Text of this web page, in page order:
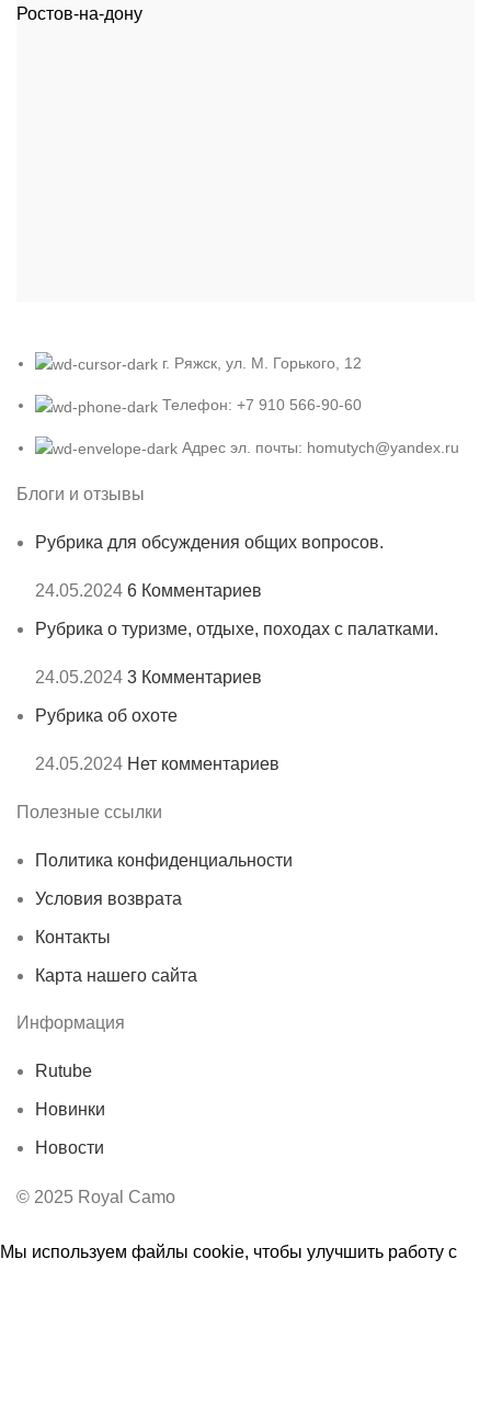
Ростов-на-дону
г. Ряжск, ул. М. Горького, 12
Телефон: +7 910 566-90-60
Адрес эл. почты: homutych@yandex.ru
Блоги и отзывы
Рубрика для обсуждения общих вопросов.
24.05.2024 6 Комментариев
Рубрика о туризме, отдыхе, походах с палатками.
24.05.2024 3 Комментариев
Рубрика об охоте
24.05.2024 Нет комментариев
Полезные ссылки
Политика конфиденциальности
Условия возврата
Контакты
Карта нашего сайта
Информация
Rutube
Новинки
Новости
© 2025 Royal Camo
Мы используем файлы cookie, чтобы улучшить работу с